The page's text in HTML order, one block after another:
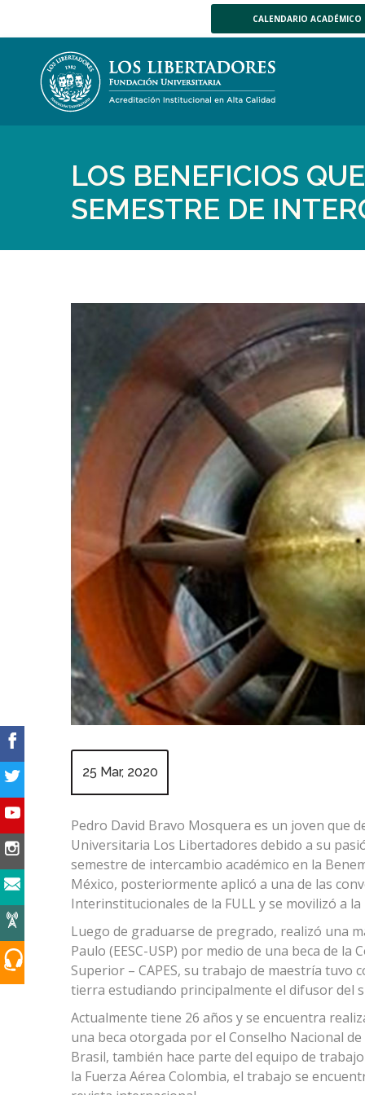
CALENDARIO ACADÉMICO
LOS BENEFICIOS
SEMESTRE DE
25 Mar, 2020
Pedro David Bravo Mosquera es un joven que
Universitaria Los Libertadores debido a su
semestre de intercambio académico en la
México, posteriormente aplicó a una de las
Interinstitucionales de la FULL y se movilizó a
Luego de graduarse de pregrado, realizó una
Paulo (EESC-USP) por medio de una beca de
Superior – CAPES, su trabajo de maestría tuvo
tierra estudiando principalmente el difusor del
Actualmente tiene 26 años y se encuentra
una beca otorgada por el Conselho Nacional
Brasil, también hace parte del equipo de
la Fuerza Aérea Colombia, el trabajo se